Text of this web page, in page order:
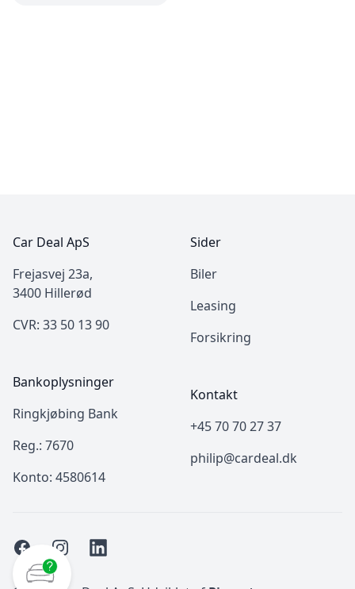
Car Deal ApS
Frejasvej 23a,
3400 Hillerød
CVR: 33 50 13 90
Bankoplysninger
Ringkjøbing Bank
Reg.: 7670
Konto: 4580614
Sider
Biler
Leasing
Forsikring
Kontakt
+45 70 70 27 37
philip@cardeal.dk
FacebookInstagramLinkedIn